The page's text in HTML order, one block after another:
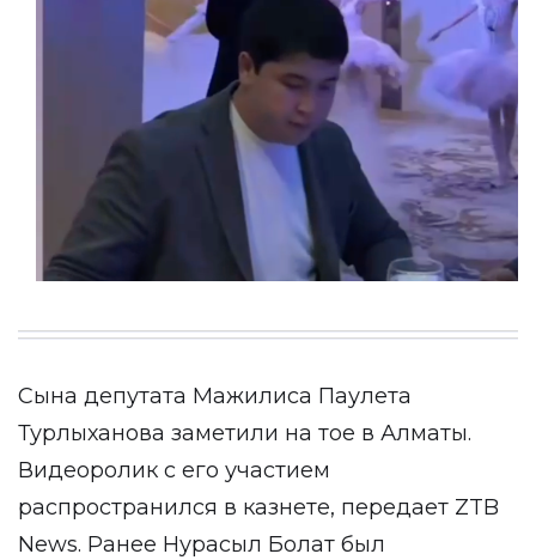
Сына депутата Мажилиса Паулета
Турлыханова заметили на тое в Алматы.
Видеоролик с его участием
распространился в казнете, передает ZTB
News. Ранее Нурасыл Болат был